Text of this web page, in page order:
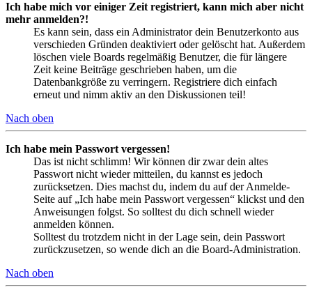
Ich habe mich vor einiger Zeit registriert, kann mich aber nicht
mehr anmelden?!
Es kann sein, dass ein Administrator dein Benutzerkonto aus
verschieden Gründen deaktiviert oder gelöscht hat. Außerdem
löschen viele Boards regelmäßig Benutzer, die für längere
Zeit keine Beiträge geschrieben haben, um die
Datenbankgröße zu verringern. Registriere dich einfach
erneut und nimm aktiv an den Diskussionen teil!
Nach oben
Ich habe mein Passwort vergessen!
Das ist nicht schlimm! Wir können dir zwar dein altes
Passwort nicht wieder mitteilen, du kannst es jedoch
zurücksetzen. Dies machst du, indem du auf der Anmelde-
Seite auf „Ich habe mein Passwort vergessen“ klickst und den
Anweisungen folgst. So solltest du dich schnell wieder
anmelden können.
Solltest du trotzdem nicht in der Lage sein, dein Passwort
zurückzusetzen, so wende dich an die Board-Administration.
Nach oben